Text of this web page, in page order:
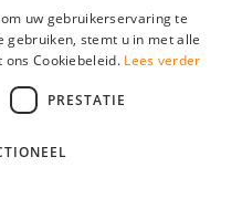
uw gebruikerservaring te
gebruiken, stemt u in met alle
Cookiebeleid. Lees verder
PRESTATIE